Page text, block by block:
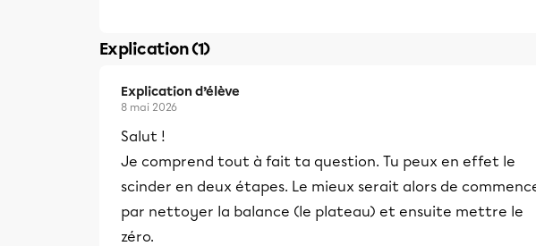
Explication (1)
Explication d’élève
8 mai 2026
Salut !
Je comprend tout à fait ta question. Tu peux en effet le
scinder en deux étapes. Le mieux serait alors de
par nettoyer la balance (le plateau) et ensuite mettre le
zéro.